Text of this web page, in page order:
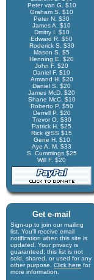
Peter van G. $10
Graham S. $10
Peter N. $30
James A. $10
Dmitry I. $10
Edward R. $50
Roderick S. $30
Mason S. $5
Henning E. $20
John F. $20
Daniel F. $10
Armand H. $20
Daniel S. $20
James McD. $20
Shane McC. $10
Roberto P. $50
Derrell P. $20
Trevor O. $30
Patrick H. $25
Rick @SS $15
Gene H. $10
Aye A. M. $33
S. Cummings $25
Will F. $20
Get e-mail
Sign-up to join our mail­ing
list. You'll receive e­mail
notification when this site is
updated. Your privacy is
guaran­teed; this list is not
sold, shared, or used for any
other purpose. Click here for
more infor­mation.